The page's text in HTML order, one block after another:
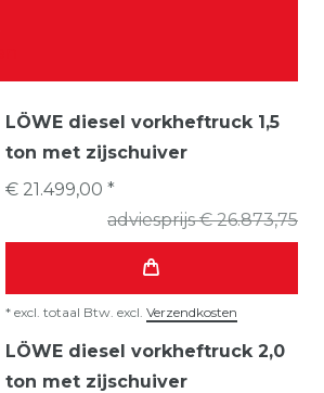
LÖWE diesel vorkheftruck 1,5
ton met zijschuiver
adviesprijs € 26.873,75
€ 21.499,00 *
* excl. totaal Btw. excl. Verzendkosten
LÖWE diesel vorkheftruck 2,0
ton met zijschuiver